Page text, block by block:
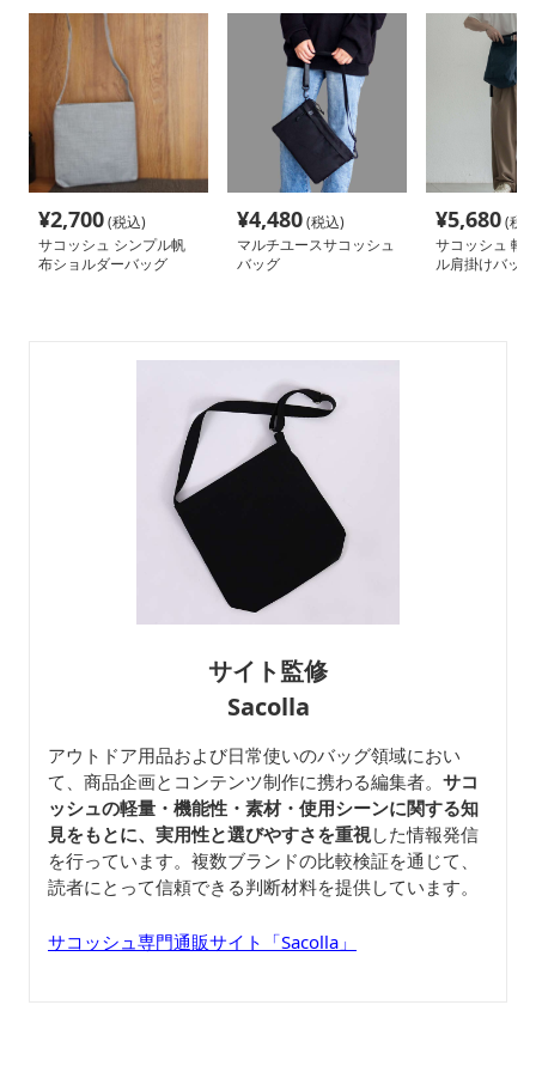
¥2,700(税込)
サコッシュ シンプル帆
布ショルダーバッグ
¥4,480(税込)
マルチユースサコッシュ
バッグ
¥5,680(税
サコッシュ 軽
ル肩掛けバッグ
サイト監修
Sacolla
アウトドア用品および日常使いのバッグ領域におい
て、商品企画とコンテンツ制作に携わる編集者。 サコ
ッシュの軽量・機能性・素材・使用シーンに関する知
見をもとに、実用性と選びやすさを重視した情報発信
を行っています。複数ブランドの比較検証を通じて、
読者にとって信頼できる判断材料を提供しています。
サコッシュ専門通販サイト「Sacolla」